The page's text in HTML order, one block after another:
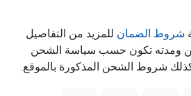
شروط الضمان للمزيد من التفاصيل
ومدته تكون حسب سياسة الشحن
شروط الشحن المذكورة بالموقع.